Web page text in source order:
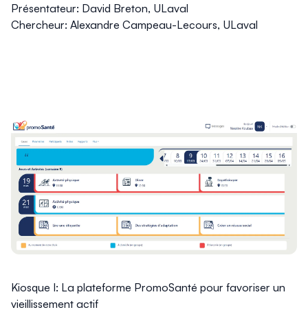
Présentateur: David Breton, ULaval
Chercheur: Alexandre Campeau-Lecours, ULaval
Kiosque I: La plateforme PromoSanté pour favoriser un
vieillissement actif